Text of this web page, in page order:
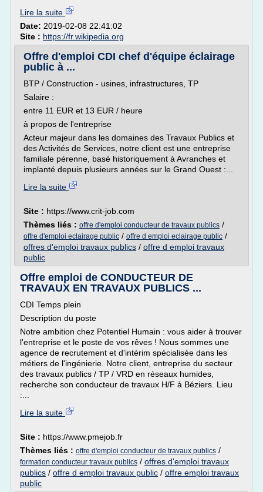
Lire la suite
Date: 2019-02-08 22:41:02
Site : https://fr.wikipedia.org
Offre d'emploi CDI chef d'équipe éclairage
public à ...
BTP / Construction - usines, infrastructures, TP
Salaire :
entre 11 EUR et 13 EUR / heure
à propos de l'entreprise
Acteur majeur dans les domaines des Travaux Publics et
des Activités de Services, notre client est une entreprise
familiale pérenne, basé historiquement à Avranches et
implanté depuis plusieurs années sur le Grand Ouest :...
Lire la suite
Site : https://www.crit-job.com
Thèmes liés : offre d'emploi conducteur de travaux publics /
offre d'emploi eclairage public / offre d emploi eclairage public /
offres d'emploi travaux publics / offre d emploi travaux
public
Offre emploi de CONDUCTEUR DE
TRAVAUX EN TRAVAUX PUBLICS ...
CDI Temps plein
Description du poste
Notre ambition chez Potentiel Humain : vous aider à trouver
l'entreprise et le poste de vos rêves ! Nous sommes une
agence de recrutement et d'intérim spécialisée dans les
métiers de l'ingénierie. Notre client, entreprise du secteur
des travaux publics / TP / VRD en réseaux humides,
recherche son conducteur de travaux H/F à Béziers. Lieu
:...
Lire la suite
Site : https://www.pmejob.fr
Thèmes liés : offre d'emploi conducteur de travaux publics /
formation conducteur travaux publics / offres d'emploi travaux
publics / offre d emploi travaux public / offre emploi travaux
public